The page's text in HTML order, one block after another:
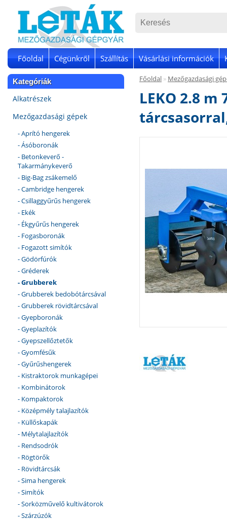
Főoldal Cégünkről Szállítás Vásárlási információk
Kategóriák
Alkatrészek
Mezőgazdasági gépek
- Aprító hengerek
- Ásóboronák
- Betonkeverő -
Takarmánykeverő
- Big-Bag zsákemelő
- Cambridge hengerek
- Csillaggyűrűs hengerek
- Ekék
- Ékgyűrűs hengerek
- Fogasboronák
- Fogazott simítók
- Gödörfúrók
- Gréderek
- Grubberek
- Grubberek bedobótárcsával
- Grubberek rövidtárcsával
- Gyepboronák
- Gyeplazítók
- Gyepszellőztetők
- Gyomfésűk
- Gyűrűshengerek
- Kistraktorok munkagépei
- Kombinátorok
- Kompaktorok
- Középmély talajlazítók
- Küllőskapák
- Mélytalajlazítók
- Rendsodrók
- Rögtörők
- Rövidtárcsák
- Sima hengerek
- Simítók
- Sorközművelő kultivátorok
- Szárzúzók
Főoldal » Mezőgazdasági
LEKO 2.8